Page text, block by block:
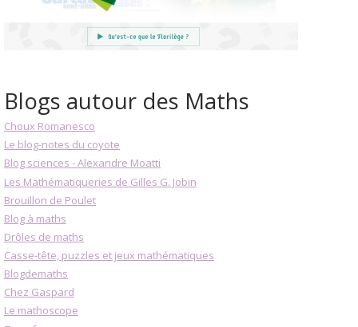
Blogs autour des Maths
Choux Romanesco
Le blog-notes du coyote
Blog sciences - Alexandre Moatti
Les Mathématiqueries de Gilles G. Jobin
Brouillon de Poulet
Blog à maths
Drôles de maths
Casse-tête, puzzles et jeux mathématiques
Blogdemaths
Chez Gaspard
Le mathoscope